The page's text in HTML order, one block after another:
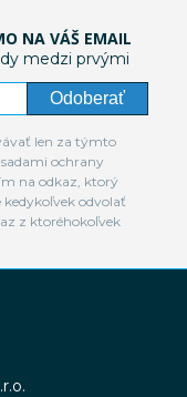
NA VÁŠ EMAIL
medzi prvými
Odoberať
len za týmto
ochrany
na odkaz, ktorý
odvolať
z ktoréhokoľvek